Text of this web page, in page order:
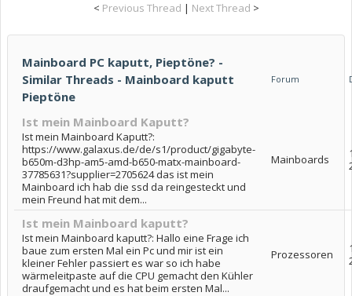
< Previous Thread | Next Thread >
Mainboard PC kaputt, Pieptöne? -
Similar Threads - Mainboard kaputt
Pieptöne
Forum
Ist mein Mainboard Kaputt?
Ist mein Mainboard Kaputt?:
https://www.galaxus.de/de/s1/product/gigabyte-
b650m-d3hp-am5-amd-b650-matx-mainboard-
37785631?supplier=2705624 das ist mein
Mainboard ich hab die ssd da reingesteckt und
mein Freund hat mit dem...
Mainboards
Ist mein Mainboard kaputt?
Ist mein Mainboard kaputt?: Hallo eine Frage ich
baue zum ersten Mal ein Pc und mir ist ein
kleiner Fehler passiert es war so ich habe
wärmeleitpaste auf die CPU gemacht den Kühler
draufgemacht und es hat beim ersten Mal...
Prozessoren